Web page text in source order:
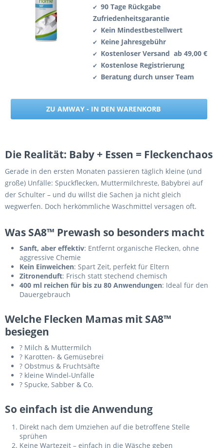
✔ 90 Tage Rückgabe
Zufriedenheitsgarantie
✔ Kein Mindestbestellwert
✔ Keine Jahresgebühr
✔ Kostenloser Versand ab 49,00 €
✔ Kostenlose Registrierung
✔ Beratung durch unser Team
ZU AMWAY - IN DEN WARENKORB
Die Realität: Baby + Essen = Fleckenchaos
Gerade in den ersten Monaten passieren täglich kleine (und
große) Unfälle: Spuckflecken, Muttermilchreste, Babybrei auf
der Schulter – und du willst die Sachen ja nicht gleich
wegwerfen. Doch herkömmliche Waschmittel versagen oft.
Was SA8™ Prewash so besonders macht
Sanft, aber effektiv: Entfernt organische Flecken, ohne
aggressive Chemie
Kein Einweichen: Spart Zeit, perfekt für Eltern
Zitronenduft: Frisch statt stechend chemisch
400 ml reichen für bis zu 80 Anwendungen: Ideal für den
Dauergebrauch
Welche Flecken Mamas mit SA8™
besiegen
? Milch & Muttermilch
? Karotten- & Gemüsebrei
? Obstmus & Fruchtsäfte
? kleine Windel-Unfälle
? Spucke, Sabber & Co.
So einfach ist die Anwendung
Direkt nach dem Umziehen auf die betroffene Stelle
sprühen
Keine Wartezeit – einfach in die Wäsche geben